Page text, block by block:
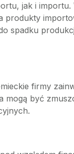
jak i importu.
produkty
spadku
firmy
mogą być